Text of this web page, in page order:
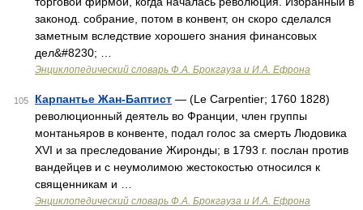
законод. собрание, потом в конвент, он скоро сделался
заметным вследствие хорошего знания финансовых
дел&#8230; …
Энциклопедический словарь Ф.А. Брокгауза и И.А. Ефрона
105 Карпантье Жан-Баптист — (Le Carpentier; 1760 1828)
революционный деятель во Франции, член группы
монтаньяров в конвенте, подал голос за смерть Людовика
XVI и за преследование Жиронды; в 1793 г. послан против
вандейцев и с неумолимою жестокостью относился к
священникам и …
Энциклопедический словарь Ф.А. Брокгауза и И.А. Ефрона